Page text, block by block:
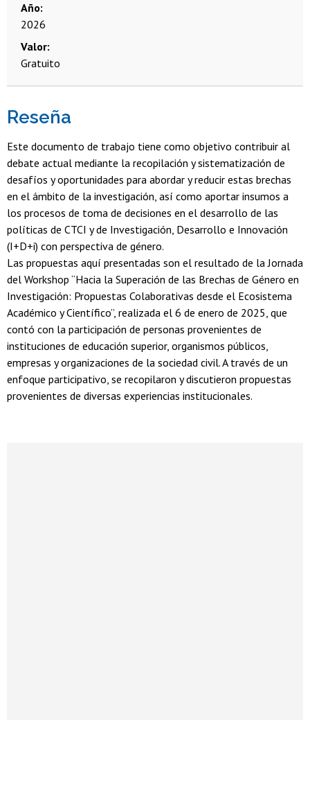
Año
2026
Valor
Gratuito
Reseña
Este documento de trabajo tiene como objetivo contribuir al
debate actual mediante la recopilación y sistematización de
desafíos y oportunidades para abordar y reducir estas brechas
en el ámbito de la investigación, así como aportar insumos a
los procesos de toma de decisiones en el desarrollo de las
políticas de CTCI y de Investigación, Desarrollo e Innovación
(I+D+i) con perspectiva de género.
Las propuestas aquí presentadas son el resultado de la Jornada
del Workshop “Hacia la Superación de las Brechas de Género en
Investigación: Propuestas Colaborativas desde el Ecosistema
Académico y Científico”, realizada el 6 de enero de 2025, que
contó con la participación de personas provenientes de
instituciones de educación superior, organismos públicos,
empresas y organizaciones de la sociedad civil. A través de un
enfoque participativo, se recopilaron y discutieron propuestas
provenientes de diversas experiencias institucionales.